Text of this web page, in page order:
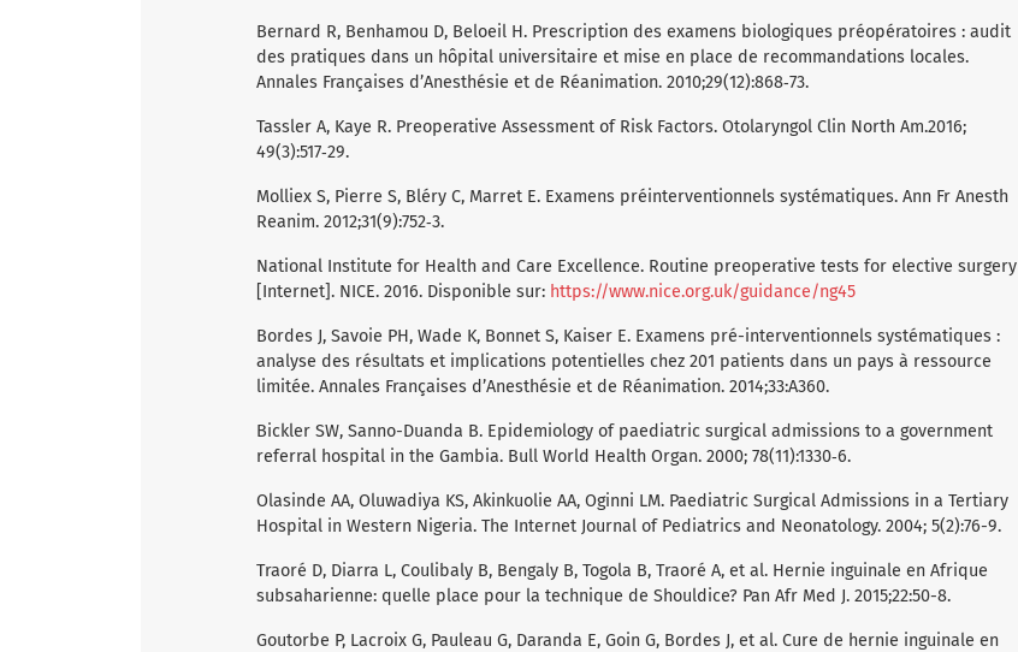
Bernard R, Benhamou D, Beloeil H. Prescription des examens biologiques préopératoires : audit
des pratiques dans un hôpital universitaire et mise en place de recommandations locales.
Annales Françaises d’Anesthésie et de Réanimation. 2010;29(12):868‑73.
Tassler A, Kaye R. Preoperative Assessment of Risk Factors. Otolaryngol Clin North Am.2016;
49(3):517‑29.
Molliex S, Pierre S, Bléry C, Marret E. Examens préinterventionnels systématiques. Ann Fr Anesth
Reanim. 2012;31(9):752‑3.
National Institute for Health and Care Excellence. Routine preoperative tests for elective surgery
[Internet]. NICE. 2016. Disponible sur: https://www.nice.org.uk/guidance/ng45
Bordes J, Savoie PH, Wade K, Bonnet S, Kaiser E. Examens pré-interventionnels systématiques :
analyse des résultats et implications potentielles chez 201 patients dans un pays à ressource
limitée. Annales Françaises d’Anesthésie et de Réanimation. 2014;33:A360.
Bickler SW, Sanno-Duanda B. Epidemiology of paediatric surgical admissions to a government
referral hospital in the Gambia. Bull World Health Organ. 2000; 78(11):1330‑6.
Olasinde AA, Oluwadiya KS, Akinkuolie AA, Oginni LM. Paediatric Surgical Admissions in a Tertiary
Hospital in Western Nigeria. The Internet Journal of Pediatrics and Neonatology. 2004; 5(2):76-9.
Traoré D, Diarra L, Coulibaly B, Bengaly B, Togola B, Traoré A, et al. Hernie inguinale en Afrique
subsaharienne: quelle place pour la technique de Shouldice? Pan Afr Med J. 2015;22:50-8.
Goutorbe P, Lacroix G, Pauleau G, Daranda E, Goin G, Bordes J, et al. Cure de hernie inguinale en